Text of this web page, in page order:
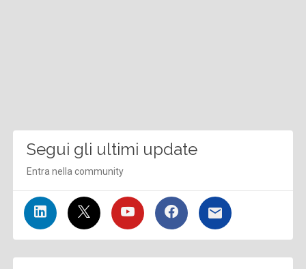
Segui gli ultimi update
Entra nella community